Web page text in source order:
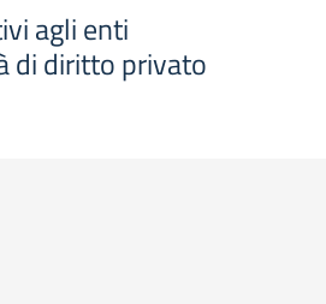
agli enti
di diritto privato